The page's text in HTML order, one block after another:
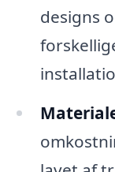
designs